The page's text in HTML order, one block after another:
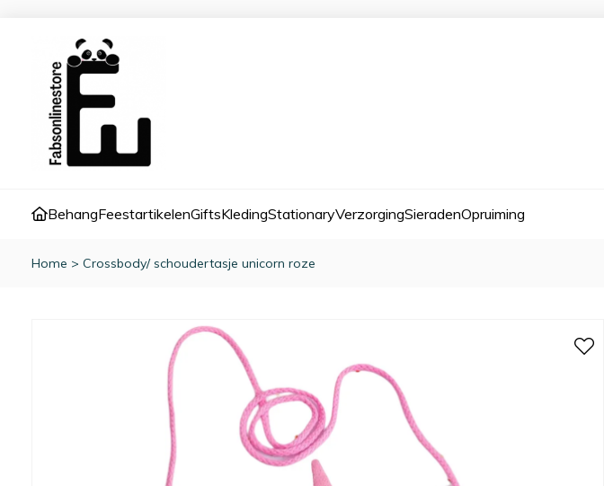
BehangFeestartikelenGiftsKledingStationaryVerzorgingSieradenOpruiming
Home > Crossbody/ schoudertasje unicorn roze